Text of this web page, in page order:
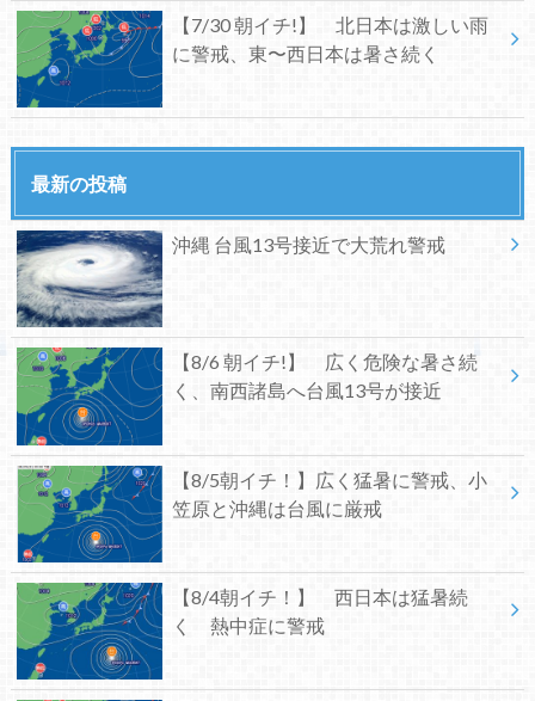
【7/30 朝イチ!】 北日本は激しい雨
に警戒、東〜西日本は暑さ続く
最新の投稿
沖縄 台風13号接近で大荒れ警戒
【8/6 朝イチ!】 広く危険な暑さ続
く、南西諸島へ台風13号が接近
【8/5朝イチ！】広く猛暑に警戒、小
笠原と沖縄は台風に厳戒
【8/4朝イチ！】 西日本は猛暑続
く 熱中症に警戒